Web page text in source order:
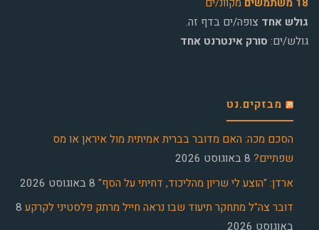
גולש אחד צופה/ים בדף זה.
גולש/ים: סורק אינטרנט אחד
מבזקים.נט
הסכם מכה: האם מדובר בברית אמיתית מול איראן או מס
שפתיים? 8 באוגוסט 2026
ארדן: "הוצע לי שריון מהליכוד, דחיתי על הסף" 8 באוגוסט 2026
דובר צה"ל מתחקר תיעוד שבו נראה חייל מרתק פלסטיני לקרקע 8
באוגוסט 2026